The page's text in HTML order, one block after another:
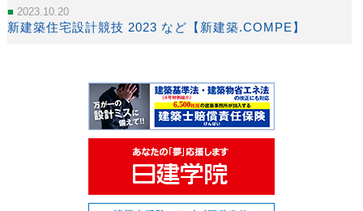
2023.10.20
新建築住宅設計競技 2023 など【新建築.COMPE】